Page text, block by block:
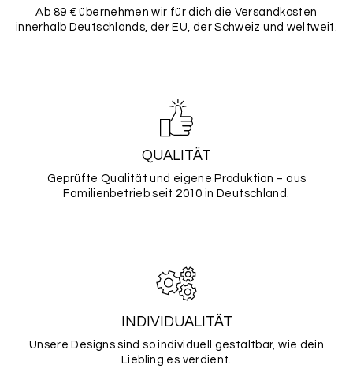
Ab 89 € übernehmen wir für dich die Versandkosten
innerhalb Deutschlands, der EU, der Schweiz und weltweit.
QUALITÄT
Geprüfte Qualität und eigene Produktion – aus
Familienbetrieb seit 2010 in Deutschland.
INDIVIDUALITÄT
Unsere Designs sind so individuell gestaltbar, wie dein
Liebling es verdient.